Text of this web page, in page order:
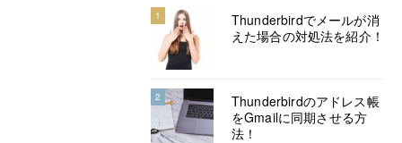
1
Thunderbirdでメールが消
えた場合の対処法を紹介！
2
Thunderbirdのアドレス帳
をGmailに同期させる方
法！